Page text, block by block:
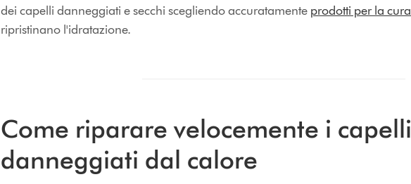
dei capelli danneggiati e secchi scegliendo accuratamente prodotti per la
ripristinano l'idratazione.
Come riparare velocemente i capelli
danneggiati dal calore